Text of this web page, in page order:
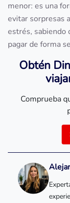
menor: es una
evitar sorpresas
estrés, sabiendo
pagar de forma
Obtén
Comprueba